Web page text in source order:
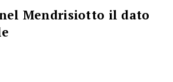
Mendrisiotto il dato